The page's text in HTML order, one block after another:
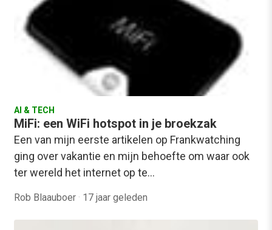
AI & TECH
MiFi: een WiFi hotspot in je broekzak
Een van mijn eerste artikelen op Frankwatching
ging over vakantie en mijn behoefte om waar ook
ter wereld het internet op te…
Rob Blaauboer · 17 jaar geleden